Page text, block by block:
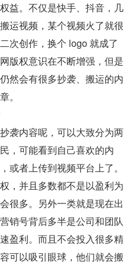
益。不仅是快手、抖音，几
运视频，某个视频火了就很
次创作，换个 logo 就成了
版权意识在不断增强，但是
然会有很多抄袭、搬运的内
。
袭内容呢，可以大致分为两
，可能看到自己喜欢的内
或者上传到视频平台上了。
，并且多数都不是以盈利为
很多。另外一类就是现在出
销号背后多半是公司和团队
盈利。而且不会投入很多精
可以吸引眼球，他们就会搬